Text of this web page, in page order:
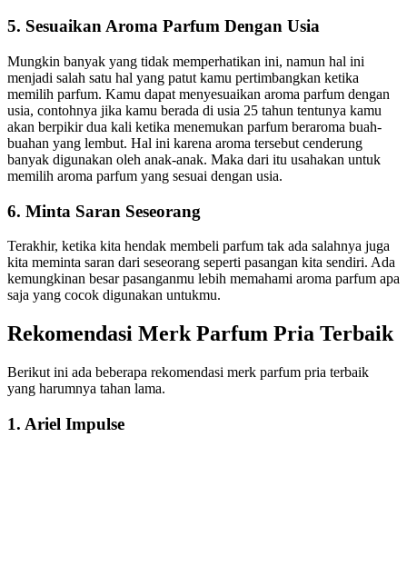
5. Sesuaikan Aroma Parfum Dengan Usia
Mungkin banyak yang tidak memperhatikan ini, namun hal ini
menjadi salah satu hal yang patut kamu pertimbangkan ketika
memilih parfum. Kamu dapat menyesuaikan aroma parfum dengan
usia, contohnya jika kamu berada di usia 25 tahun tentunya kamu
akan berpikir dua kali ketika menemukan parfum beraroma buah-
buahan yang lembut. Hal ini karena aroma tersebut cenderung
banyak digunakan oleh anak-anak. Maka dari itu usahakan untuk
memilih aroma parfum yang sesuai dengan usia.
6. Minta Saran Seseorang
Terakhir, ketika kita hendak membeli parfum tak ada salahnya juga
kita meminta saran dari seseorang seperti pasangan kita sendiri. Ada
kemungkinan besar pasanganmu lebih memahami aroma parfum apa
saja yang cocok digunakan untukmu.
Rekomendasi Merk Parfum Pria Terbaik
Berikut ini ada beberapa rekomendasi merk parfum pria terbaik
yang harumnya tahan lama.
1. Ariel Impulse